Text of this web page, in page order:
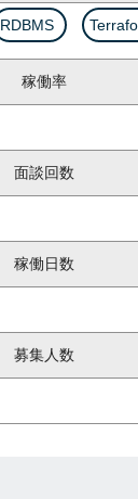
RDBMS
稼働率
面談回数
稼働日数
募集人数